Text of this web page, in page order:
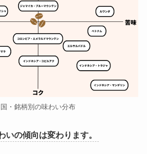
国・銘柄別の味わい分布
いの傾向は変わります。